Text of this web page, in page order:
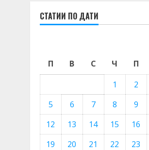
СТАТИИ ПО ДАТИ
П В С Ч П
1
2
5
6 7 8 9
12
13 14 15 16
19
20 21 22 23